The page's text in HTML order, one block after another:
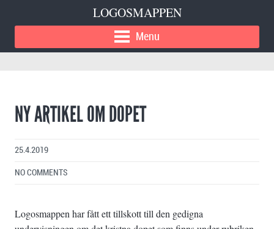
LOGOSMAPPEN
Menu
NY ARTIKEL OM DOPET
25.4.2019
NO COMMENTS
Logosmappen har fått ett tillskott till den gedigna